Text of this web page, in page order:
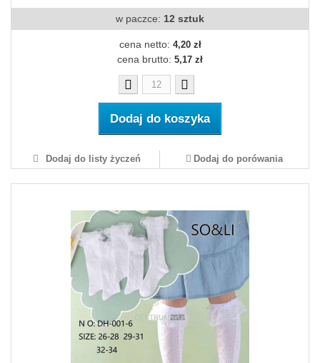
w paczce: 12 sztuk
cena netto: 4,20 zł
cena brutto: 5,17 zł
Dodaj do koszyka
Dodaj do listy życzeń Dodaj do porówania